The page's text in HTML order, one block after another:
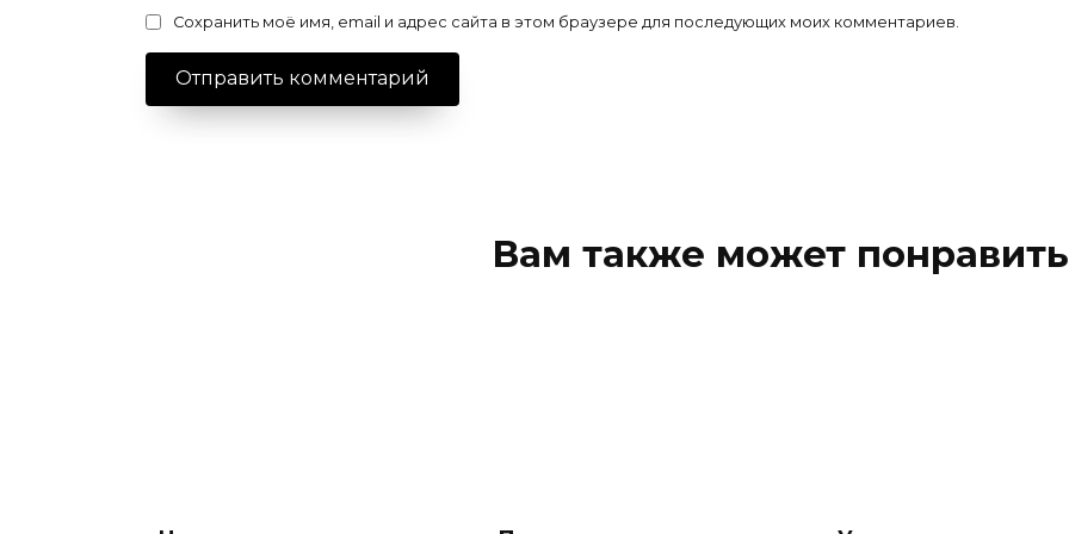
Сохранить моё имя, email и адрес сайта в этом браузере для последующих моих комментариев.
Вам также может